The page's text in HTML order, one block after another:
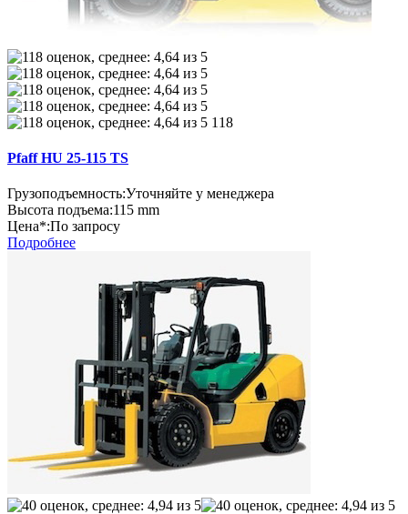
118
Pfaff HU 25-115 TS
Грузоподъемность:Уточняйте у менеджера
Высота подъема:115 mm
Цена*:По запросу
Подробнее